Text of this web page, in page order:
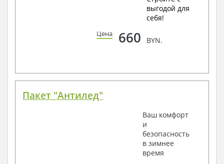
выгодой для
себя!
Цена 660 BYN.
Пакет "Антилед"
Ваш комфорт
и
безопасность
в зимнее
время